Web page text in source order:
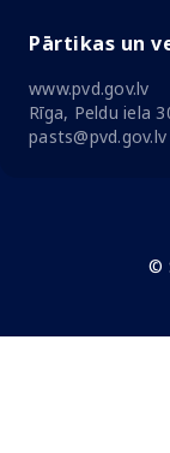
Pārtikas un
www.pvd.gov.lv
Rīga, Peldu iela
pasts@pvd.gov.lv
©